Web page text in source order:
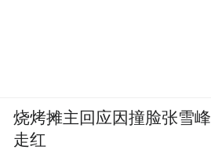
烧烤摊主回应因撞脸张雪峰
走红